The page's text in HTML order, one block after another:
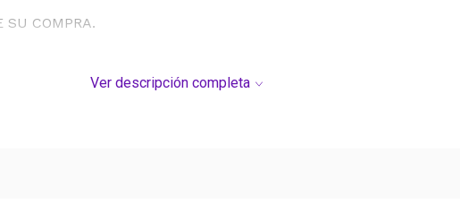
SU COMPRA.
Ver descripción completa